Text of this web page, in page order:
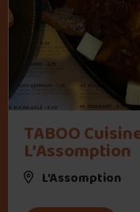
TABOO
L’Assomption
L'Assomption
" alt="TABOO Cuisine